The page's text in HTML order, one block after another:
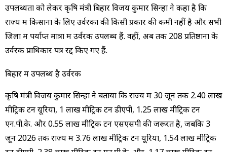
उपलब्धता को लेकर कृषि मंत्री बिहार विजय कुमार सिन्हा ने कहा है कि
राज्य में किसानों के लिए उर्वरकों की किसी प्रकार की कमी नहीं है और सभी
जिलों में पर्याप्त मात्रा में उर्वरक उपलब्ध हैं. वहीं, अब तक 208 प्रतिष्ठानों के
उर्वरक प्राधिकार पत्र रद्द किए गए हैं.
बिहार में उपलब्ध है उर्वरक
कृषि मंत्री विजय कुमार सिन्हा ने बताया कि राज्य में 30 जून तक 2.40 लाख
मीट्रिक टन यूरिया, 1 लाख मीट्रिक टन डीएपी, 1.25 लाख मीट्रिक टन
एन.पी.के. और 0.55 लाख मीट्रिक टन एसएसपी की जरूरत है, जबकि 3
जून 2026 तक राज्य में 3.76 लाख मीट्रिक टन यूरिया, 1.54 लाख मीट्रिक